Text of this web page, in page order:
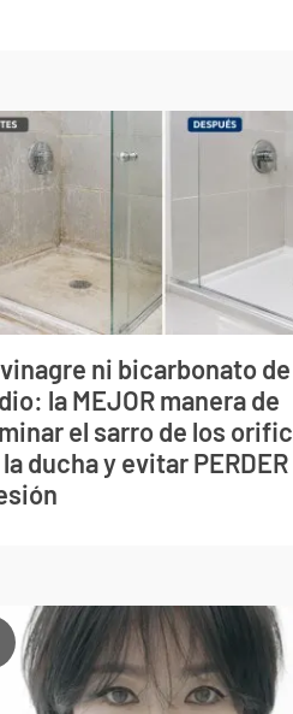
ni bicarbonato de
la MEJOR manera de
el sarro de los
ducha y evitar PERDER